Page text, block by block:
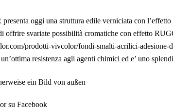
oggi una struttura edile verniciata con
offrire svariate possibilità cromatiche con effetto
prodotti-vivcolor/fondi-smalti-acrilici-
resistenza agli agenti chimici ed e’ uno
su Facebook